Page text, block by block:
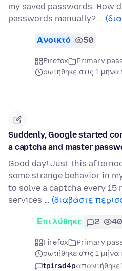
my saved passwords. How
passwords manually? …
Ανοικτό 50
Firefox
Primary
ρωτήθηκε στις 1 μήνα
Suddenly, Google started
a captcha and master
Good day! Just this
some strange behavior in
to solve a captcha every 15
services … (διαβάστε
Επιλύθηκε 2 40
Firefox
Primary
ρωτήθηκε στις 1 μήνα
tp1rsd4pαπαντήθηκε